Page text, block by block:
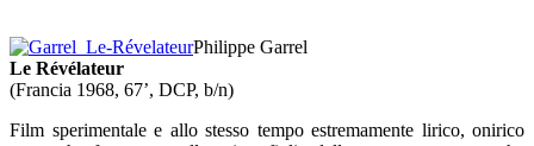
Philippe Garrel
Le Révélateur
(Francia 1968, 67’, DCP, b/n)
Film sperimentale e allo stesso tempo estremamente lirico, onirico